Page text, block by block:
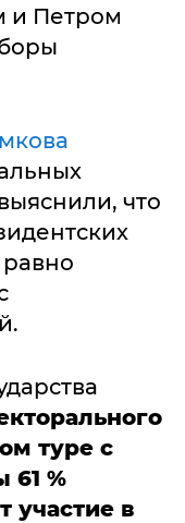
и Петром
что
туре с
61 %
участие в